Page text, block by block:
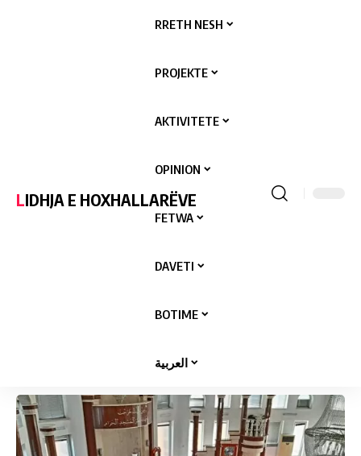
LIDHJA E HOXHALLARËVE
RRETH NESH
PROJEKTE
AKTIVITETE
OPINION
FETWA
DAVETI
BOTIME
العربية